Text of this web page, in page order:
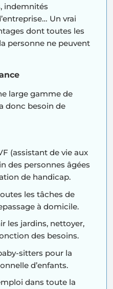
, indemnités
Un vrai
dont toutes les
personne ne peuvent
large gamme de
donc besoin de
(assistant de vie aux
des personnes âgées
de handicap.
les tâches de
à domicile.
les jardins, nettoyer,
des besoins.
sitters pour la
d’enfants.
dans toute la